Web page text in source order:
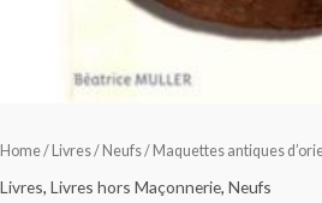
Home/ Livres/ Neufs/ Maquettes antiques
Livres, Livres hors Maçonnerie, Neufs